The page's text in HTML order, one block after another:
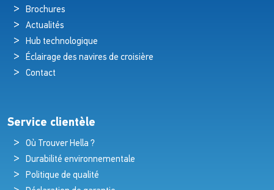
Brochures
Actualités
Hub technologique
Éclairage des navires de croisière
Contact
Service clientèle
Où Trouver Hella ?
Durabilité environnementale
Politique de qualité